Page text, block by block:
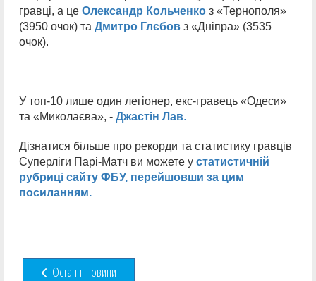
гравці, а це Олександр Кольченко з «Тернополя»
(3950 очок) та Дмитро Глєбов з «Дніпра» (3535
очок).
У топ-10 лише один легіонер, екс-гравець «Одеси»
та «Миколаєва», - Джастін Лав.
Дізнатися більше про рекорди та статистику гравців
Суперліги Парі-Матч ви можете у статистичній
рубриці сайту ФБУ, перейшовши за цим
посиланням.
Останні новини